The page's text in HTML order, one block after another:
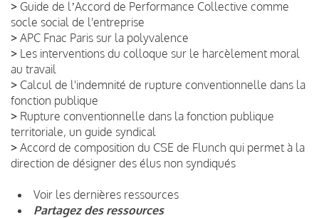
> Guide de lʼAccord de Performance Collective comme
socle social de l'entreprise
> APC Fnac Paris sur la polyvalence
> Les interventions du colloque sur le harcèlement moral
au travail
> Calcul de l'indemnité de rupture conventionnelle dans la
fonction publique
> Rupture conventionnelle dans la fonction publique
territoriale, un guide syndical
> Accord de composition du CSE de Flunch qui permet à la
direction de désigner des élus non syndiqués
Voir les dernières ressources
Partagez des ressources